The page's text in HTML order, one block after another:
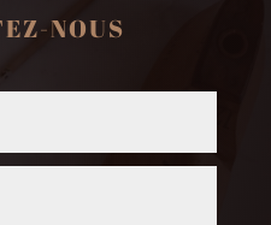
NOUS